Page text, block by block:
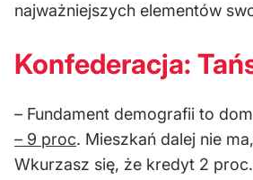
najważniejszych elementów
Konfederacja:
– Fundament demografii to
– 9 proc. Mieszkań dalej nie
Wkurzasz się, że kredyt 2